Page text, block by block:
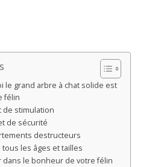
le grand arbre à chat solide est
félin
de stimulation
de sécurité
destructeurs
les âges et tailles
dans le bonheur de votre félin